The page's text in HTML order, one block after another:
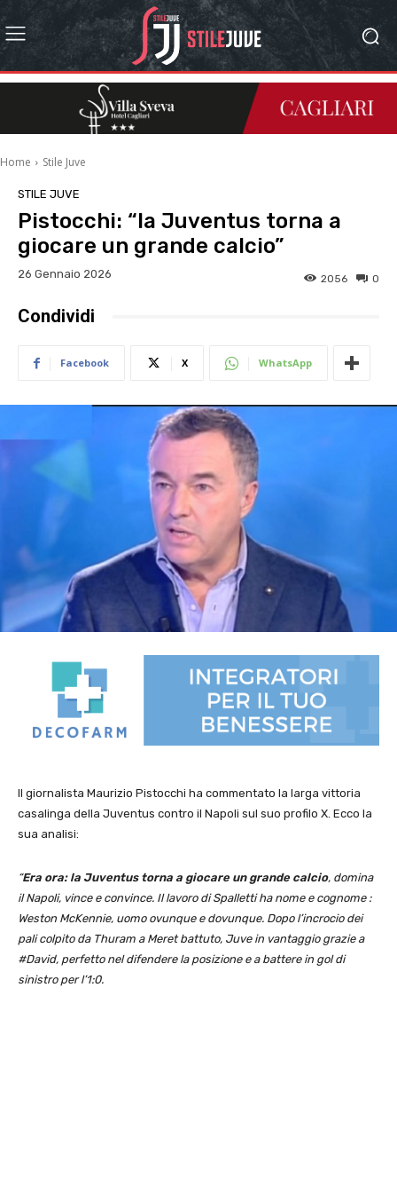
Home Stile Juve
STILE JUVE
Pistocchi: “la Juventus torna a
giocare un grande calcio”
26 Gennaio 2026 0
2056
Condividi
Facebook X WhatsApp
Il giornalista Maurizio Pistocchi ha commentato la larga vittoria
casalinga della Juventus contro il Napoli sul suo profilo X. Ecco la
sua analisi:
“Era ora: la Juventus torna a giocare un grande calcio, domina
il Napoli, vince e convince. Il lavoro di Spalletti ha nome e cognome :
Weston McKennie, uomo ovunque e dovunque. Dopo l’incrocio dei
pali colpito da Thuram a Meret battuto, Juve in vantaggio grazie a
#David, perfetto nel difendere la posizione e a battere in gol di
sinistro per l’1:0.